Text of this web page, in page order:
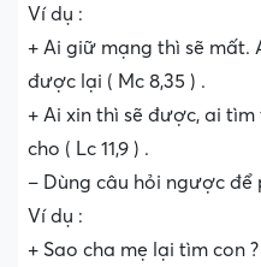
Ví dụ :
+ Ai giữ mạng thì sẽ mất.
được lại ( Mc 8,35 ) .
+ Ai xin thì sẽ được, ai
cho ( Lc 11,9 ) .
– Dùng câu hỏi ngược để
Ví dụ :
+ Sao cha mẹ lại tìm con